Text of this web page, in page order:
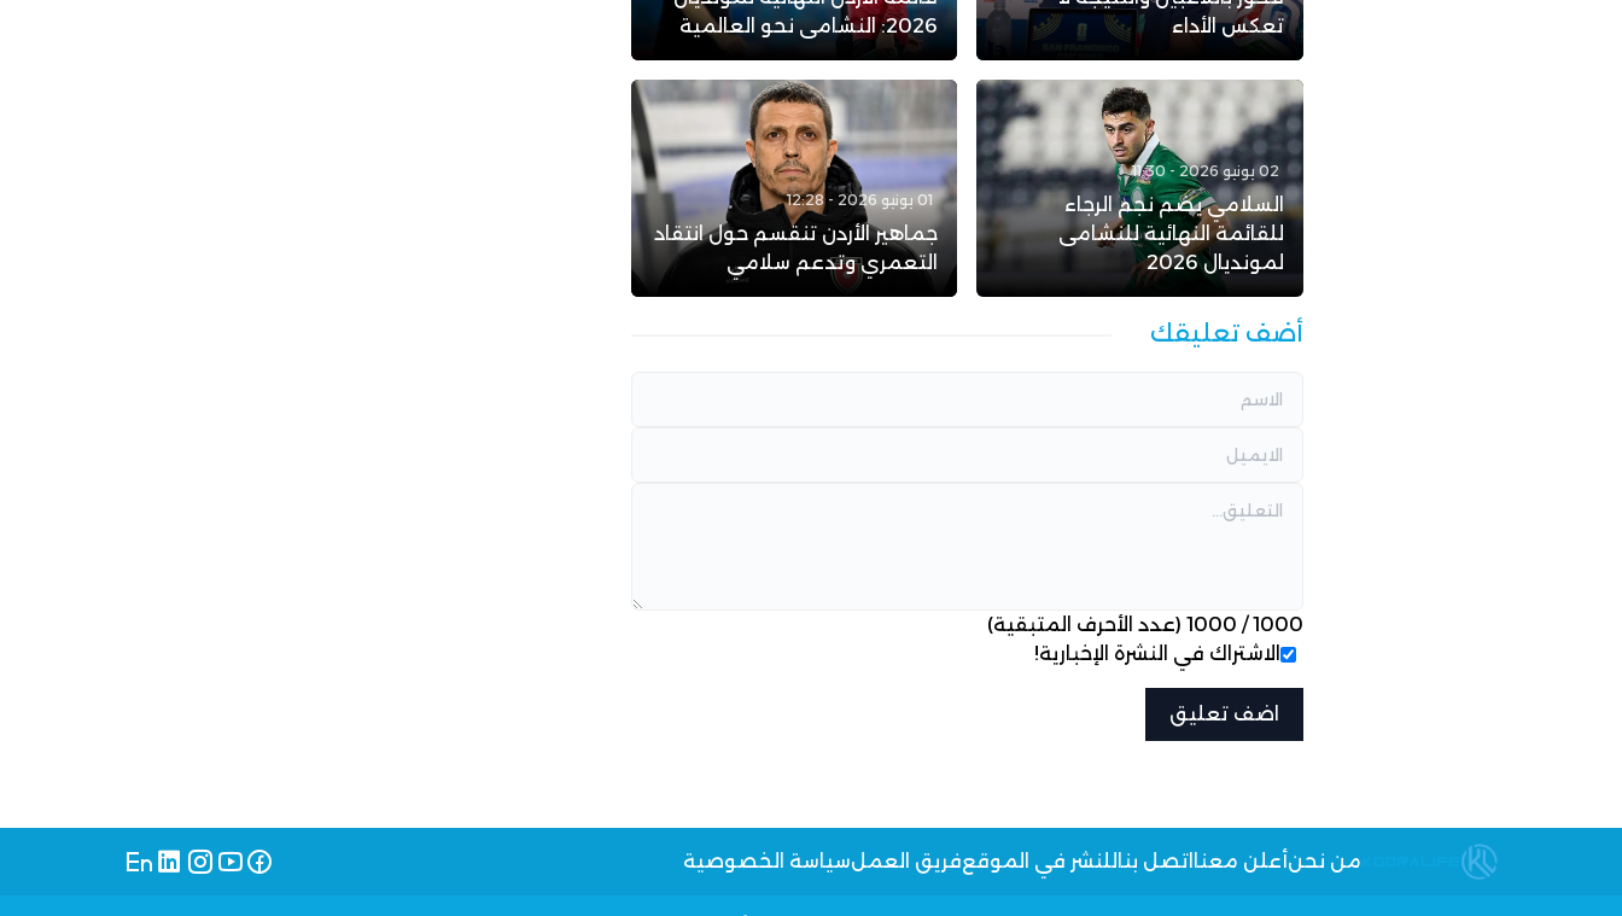
تعكس الأداء
2026: النشامى نحو العالمية
02 يونيو 2026 - 11:30
السلامي يضم نجم الرجاء
للقائمة النهائية للنشامى
لمونديال 2026
01 يونيو 2026 - 12:28
جماهير الأردن تنقسم حول انتقاد
التعمري وتدعم سلامي
أضف تعليقك
1000
/
1000 (عدد الأحرف المتبقية)
الاشتراك في النشرة الإخبارية!
من نحنأعلن معنا اتصل بنا للنشر في الموقعفريق العملسياسة الخصوصية